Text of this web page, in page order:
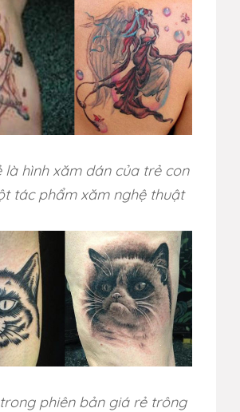
hình xăm dán của trẻ con
tác phẩm xăm nghệ thuật
phiên bản giá rẻ trông